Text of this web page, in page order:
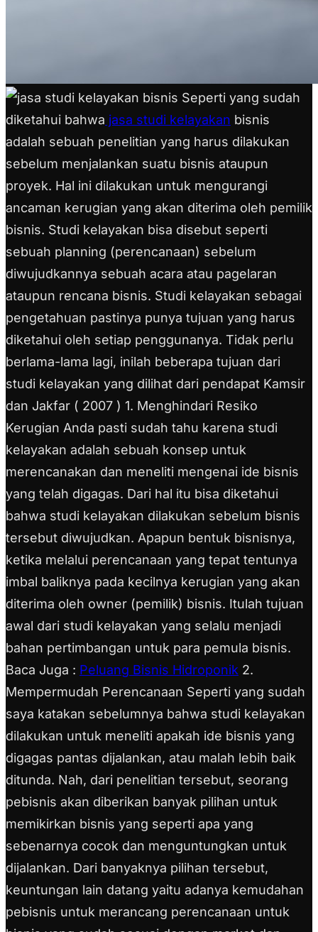
Seperti yang sudah
diketahui bahwa jasa studi kelayakan bisnis
adalah sebuah penelitian yang harus dilakukan
sebelum menjalankan suatu bisnis ataupun
proyek. Hal ini dilakukan untuk mengurangi
ancaman kerugian yang akan diterima oleh pemilik
bisnis. Studi kelayakan bisa disebut seperti
sebuah planning (perencanaan) sebelum
diwujudkannya sebuah acara atau pagelaran
ataupun rencana bisnis. Studi kelayakan sebagai
pengetahuan pastinya punya tujuan yang harus
diketahui oleh setiap penggunanya. Tidak perlu
berlama-lama lagi, inilah beberapa tujuan dari
studi kelayakan yang dilihat dari pendapat Kamsir
dan Jakfar ( 2007 ) 1. Menghindari Resiko
Kerugian Anda pasti sudah tahu karena studi
kelayakan adalah sebuah konsep untuk
merencanakan dan meneliti mengenai ide bisnis
yang telah digagas. Dari hal itu bisa diketahui
bahwa studi kelayakan dilakukan sebelum bisnis
tersebut diwujudkan. Apapun bentuk bisnisnya,
ketika melalui perencanaan yang tepat tentunya
imbal baliknya pada kecilnya kerugian yang akan
diterima oleh owner (pemilik) bisnis. Itulah tujuan
awal dari studi kelayakan yang selalu menjadi
bahan pertimbangan untuk para pemula bisnis.
Baca Juga : Peluang Bisnis Hidroponik 2.
Mempermudah Perencanaan Seperti yang sudah
saya katakan sebelumnya bahwa studi kelayakan
dilakukan untuk meneliti apakah ide bisnis yang
digagas pantas dijalankan, atau malah lebih baik
ditunda. Nah, dari penelitian tersebut, seorang
pebisnis akan diberikan banyak pilihan untuk
memikirkan bisnis yang seperti apa yang
sebenarnya cocok dan menguntungkan untuk
dijalankan. Dari banyaknya pilihan tersebut,
keuntungan lain datang yaitu adanya kemudahan
pebisnis untuk merancang perencanaan untuk